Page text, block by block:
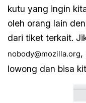
kutu yang ingin
oleh orang lain
dari tiket terkait.
nobody@mozilla.org,
lowong dan bisa